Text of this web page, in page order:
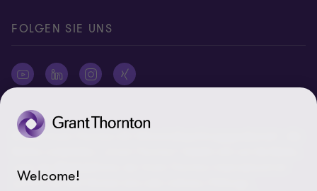
FOLGEN SIE UNS
© 2026 Grant Thornton AG Wirtschaftsprüfungsgesellschaft - Alle
unter der Mitgliedsfirmen der Grant Thornton International Ltd
(„GTIL“), je nach Kontext eine oder mehrere, Prüfungs-,
Welcome!